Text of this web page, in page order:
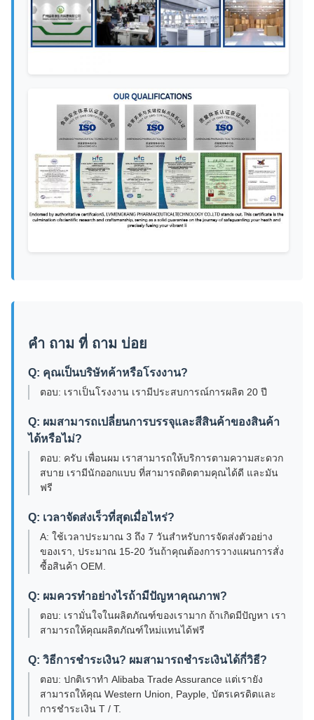
คํา ถาม ที่ ถาม บ่อย
Q: คุณเป็นบริษัทค้าหรือโรงงาน?
ตอบ: เราเป็นโรงงาน เรามีประสบการณ์การผลิต 20 ปี
Q: ผมสามารถเปลี่ยนการบรรจุและสีสินค้าของสินค้า
ได้หรือไม่?
ตอบ: ครับ เพื่อนผม เราสามารถให้บริการตามความสะดวก
สบาย เรามีนักออกแบบ ที่สามารถติดตามคุณได้ดี และมัน
ฟรี
Q: เวลาจัดส่งเร็วที่สุดเมื่อไหร่?
A: ใช้เวลาประมาณ 3 ถึง 7 วันสําหรับการจัดส่งตัวอย่าง
ของเรา, ประมาณ 15-20 วันถ้าคุณต้องการวางแผนการสั่ง
ซื้อสินค้า OEM.
Q: ผมควรทําอย่างไรถ้ามีปัญหาคุณภาพ?
ตอบ: เรามั่นใจในผลิตภัณฑ์ของเรามาก ถ้าเกิดมีปัญหา เรา
สามารถให้คุณผลิตภัณฑ์ใหม่แทนได้ฟรี
Q: วิธีการชําระเงิน? ผมสามารถชําระเงินได้กี่วิธี?
ตอบ: ปกติเราทํา Alibaba Trade Assurance แต่เรายัง
สามารถให้คุณ Western Union, Payple, บัตรเครดิตและ
การชําระเงิน T / T.